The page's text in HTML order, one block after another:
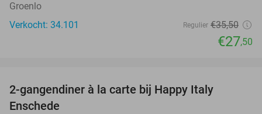
Groenlo
Verkocht: 34.101
Regulier €35,50
€27,50
2-gangendiner à la carte bij Happy Italy
Enschede